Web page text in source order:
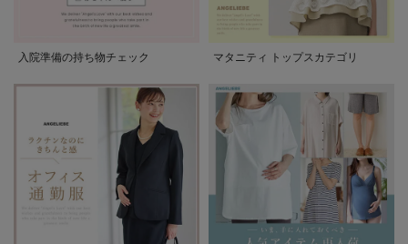
入院準備の持ち物チェック マタニティ トップスカテゴリ